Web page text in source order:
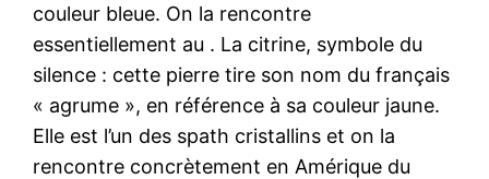
couleur bleue. On la rencontre
essentiellement au . La citrine, symbole du
silence : cette pierre tire son nom du français
« agrume », en référence à sa couleur jaune.
Elle est l’un des spath cristallins et on la
rencontre concrètement en Amérique du